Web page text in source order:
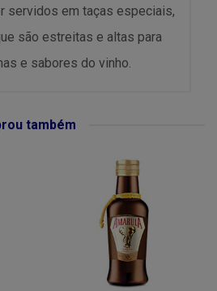
servidos em taças especiais,
são estreitas e altas para
e sabores do vinho.
também